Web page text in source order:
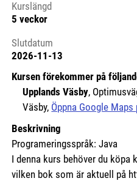
Kurslängd
5 veckor
Slutdatum
2026-11-13
Kursen förekommer på
Upplands Väsby,
Väsby, Öppna Google Maps
Beskrivning
Programeringsspråk: Java
I denna kurs behöver du köpa
vilken bok som är aktuell på